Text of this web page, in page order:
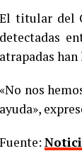
El titular del
detectadas
atrapadas
«No nos
ayuda»,
Fuente: